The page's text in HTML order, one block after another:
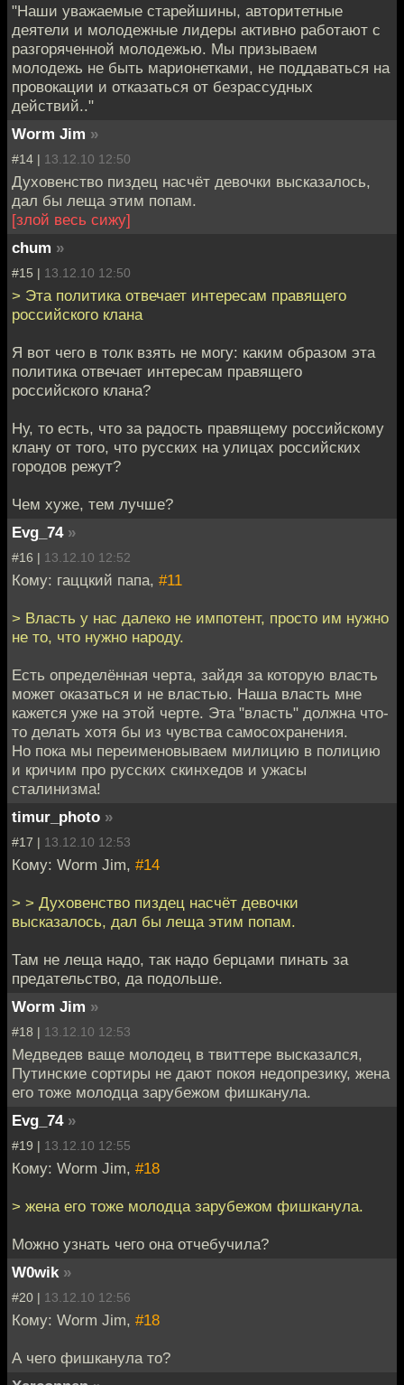
"Наши уважаемые старейшины, авторитетные
деятели и молодежные лидеры активно работают с
разгоряченной молодежью. Мы призываем
молодежь не быть марионетками, не поддаваться на
провокации и отказаться от безрассудных
действий.."
Worm Jim »
#14 | 13.12.10 12:50
Духовенство пиздец насчёт девочки высказалось,
дал бы леща этим попам.
[злой весь сижу]
chum »
#15 | 13.12.10 12:50
> Эта политика отвечает интересам правящего
российского клана
Я вот чего в толк взять не могу: каким образом эта
политика отвечает интересам правящего
российского клана?
Ну, то есть, что за радость правящему российскому
клану от того, что русских на улицах российских
городов режут?
Чем хуже, тем лучше?
Evg_74 »
#16 | 13.12.10 12:52
Кому: гаццкий папа, #11
> Власть у нас далеко не импотент, просто им нужно
не то, что нужно народу.
Есть определённая черта, зайдя за которую власть
может оказаться и не властью. Наша власть мне
кажется уже на этой черте. Эта "власть" должна что-
то делать хотя бы из чувства самосохранения.
Но пока мы переименовываем милицию в полицию
и кричим про русских скинхедов и ужасы
сталинизма!
timur_photo »
#17 | 13.12.10 12:53
Кому: Worm Jim, #14
> > Духовенство пиздец насчёт девочки
высказалось, дал бы леща этим попам.
Там не леща надо, так надо берцами пинать за
предательство, да подольше.
Worm Jim »
#18 | 13.12.10 12:53
Медведев ваще молодец в твиттере высказался,
Путинские сортиры не дают покоя недопрезику, жена
его тоже молодца зарубежом фишканула.
Evg_74 »
#19 | 13.12.10 12:55
Кому: Worm Jim, #18
> жена его тоже молодца зарубежом фишканула.
Можно узнать чего она отчебучила?
W0wik »
#20 | 13.12.10 12:56
Кому: Worm Jim, #18
А чего фишканула то?